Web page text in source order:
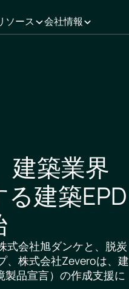
ソース 会社情報
建築業界
建築EPD
式会社旭ダンケと、脱炭
、株式会社Zeveroは、建
製品宣言）の作成支援に